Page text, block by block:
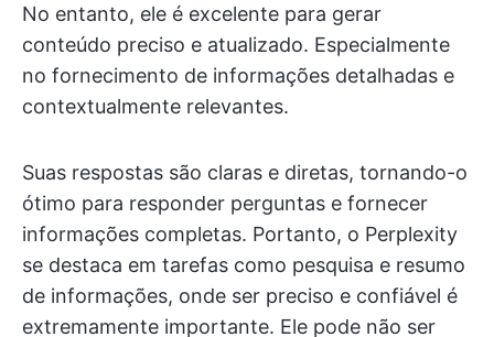
No entanto, ele é excelente para gerar
conteúdo preciso e atualizado. Especialmente
no fornecimento de informações detalhadas e
contextualmente relevantes.
Suas respostas são claras e diretas, tornando-o
ótimo para responder perguntas e fornecer
informações completas. Portanto, o Perplexity
se destaca em tarefas como pesquisa e resumo
de informações, onde ser preciso e confiável é
extremamente importante. Ele pode não ser